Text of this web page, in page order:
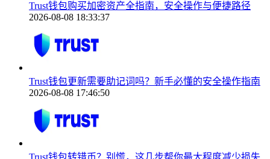
Trust钱包购买加密资产全指南，安全操作与便捷路径
2026-08-08 18:33:37
Trust钱包更新需要助记词吗？新手必懂的安全操作指南
2026-08-08 17:46:50